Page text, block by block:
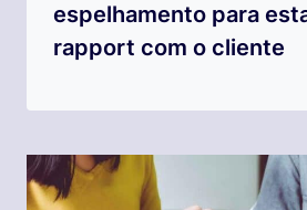
espelhamento para
rapport com o cliente